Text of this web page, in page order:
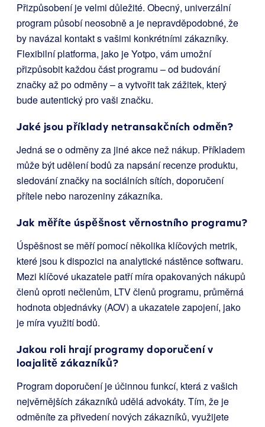
Přizpůsobení je velmi důležité. Obecný, univerzální
program působí neosobně a je nepravděpodobné, že
by navázal kontakt s vašimi konkrétními zákazníky.
Flexibilní platforma, jako je Yotpo, vám umožní
přizpůsobit každou část programu – od budování
značky až po odměny – a vytvořit tak zážitek, který
bude autentický pro vaši značku.
Jaké jsou příklady netransakčních odměn?
Jedná se o odměny za jiné akce než nákup. Příkladem
může být udělení bodů za napsání recenze produktu,
sledování značky na sociálních sítích, doporučení
přítele nebo narozeniny zákazníka.
Jak měříte úspěšnost věrnostního programu?
Úspěšnost se měří pomocí několika klíčových metrik,
které jsou k dispozici na analytické nástěnce softwaru.
Mezi klíčové ukazatele patří míra opakovaných nákupů
členů oproti nečlenům, LTV členů programu, průměrná
hodnota objednávky (AOV) a ukazatele zapojení, jako
je míra využití bodů.
Jakou roli hrají programy doporučení v
loajalitě zákazníků?
Program doporučení je účinnou funkcí, která z vašich
nejvěrnějších zákazníků udělá advokáty. Tím, že je
odměníte za přivedení nových zákazníků, využijete